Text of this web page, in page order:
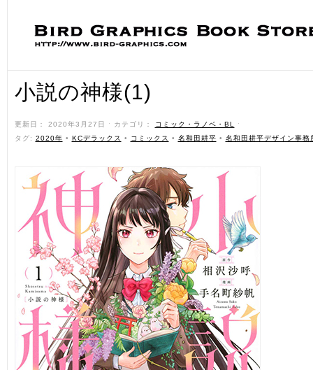
小説の神様(1)
更新日： 2020年3月27日 ˑ カテゴリ： コミック・ラノベ・BL
ˑ
タグ: 2020年 • KCデラックス • コミックス • 名和田耕平 • 名和田耕平デザイン事務